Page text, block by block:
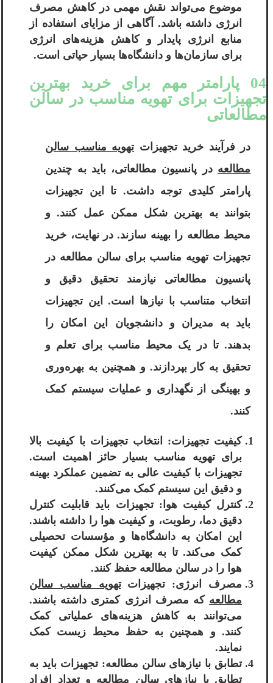
موضوع می‌تواند نقش مهمی در کاهش مصرف
انرژی داشته باشد. آگاهی از مزایای استفاده از
منابع انرژی پایدار و کاهش هزینه‌های انرژی
برای سازمان‌ها و دانشگاه‌ها بسیار حیاتی است.
04 پارامتر مهم برای خرید بهترین
تجهیزات برای تهویه مناسب در سالن
مطالعاتی
در فرآیند خرید تجهیزاتتهویه مناسب سالن
مطالعه در پانسیون مطالعاتی، باید به چندین
پارامتر کلیدی توجه داشت. تا این تجهیزات
بتوانند به بهترین شکل ممکن عمل کنند. و
محیط مطالعه را بهینه سازند. در نهایت، خرید
تجهیزات تهویه مناسب برای سالن مطالعه در
پانسیون مطالعاتی نیازمند تحقیق دقیق و
انتخاب متناسب با نیازها است. این تجهیزات
باید به مدیران و دانشجویان این امکان را
بدهند. تا در یک محیط مناسب برای تعلم و
تحقیق به کار بپردازند. و همچنین به بهره‌وری
و بهینگی از نگهداری و عملیات سیستم کمک
کنند.
کیفیت تجهیزات: انتخاب تجهیزات با کیفیت بالا
برای تهویه مناسب بسیار حائز اهمیت است.
تجهیزات با کیفیت عالی به تضمین عملکرد بهینه
و دقیق این سیستم کمک می‌کنند.
کنترل کیفیت هوا: تجهیزات باید قابلیت کنترل
دقیق دما، رطوبت، و کیفیت هوا را داشته باشند.
این امکان به دانشگاه‌ها و مؤسسات تحصیلی
کمک می‌کند. تا به بهترین شکل ممکن کیفیت
هوا را در سالن مطالعه حفظ کنند.
مصرف انرژی: تجهیزاتتهویه مناسب سالن
مطالعه که مصرف انرژی کمتری داشته باشند.
می‌توانند به کاهش هزینه‌های عملیاتی کمک
کنند. و همچنین به حفظ محیط زیست کمک
نمایند.
تطابق با نیازهای سالن مطالعه: تجهیزات باید به
تطابق با نیازهای سالن مطالعه و تعداد افراد